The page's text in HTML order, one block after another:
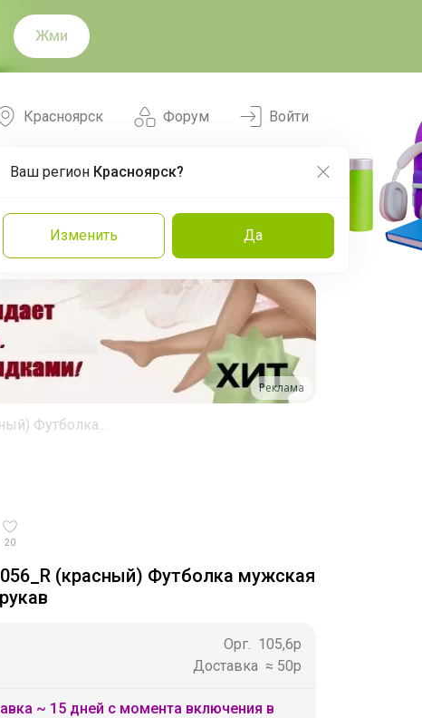
Жми
Форум
Красноярск
Ваш регион Красноярск?
Изменить Да
Войти
Команда Эксперты
Реклама
Футболка...
20
(красный) Футболка мужская
Орг. 105,6р
Доставка ≈ 50р
~ 15 дней с момента включения в